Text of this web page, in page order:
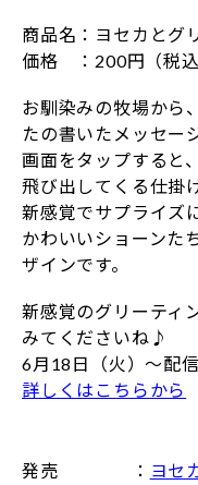
商品名：ヨセカとグ
価格 ：200円（税込
お馴染みの牧場から
たの書いたメッセー
画面をタップすると
飛び出してくる仕掛
新感覚でサプライズ
かわいいショーンた
ザインです。
新感覚のグリーティ
みてくださいね♪
6月18日（火）～配信
詳しくはこちらから
発売 ： ヨセ